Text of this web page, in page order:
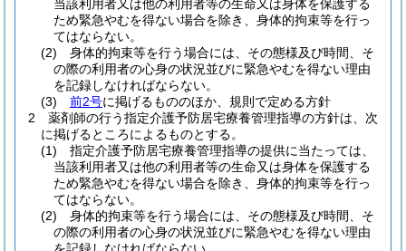
当該利用者又は他の利用者等の生命又は身体を保護する
ため緊急やむを得ない場合を除き、身体的拘束等を行っ
てはならない。
(2)
身体的拘束等を行う場合には、その態様及び時間、そ
の際の利用者の心身の状況並びに緊急やむを得ない理由
を記録しなければならない。
(3)
前2号に掲げるもののほか、規則で定める方針
2
薬剤師の行う指定介護予防居宅療養管理指導の方針は、次
に掲げるところによるものとする。
(1)
指定介護予防居宅療養管理指導の提供に当たっては、
当該利用者又は他の利用者等の生命又は身体を保護する
ため緊急やむを得ない場合を除き、身体的拘束等を行っ
てはならない。
(2)
身体的拘束等を行う場合には、その態様及び時間、そ
の際の利用者の心身の状況並びに緊急やむを得ない理由